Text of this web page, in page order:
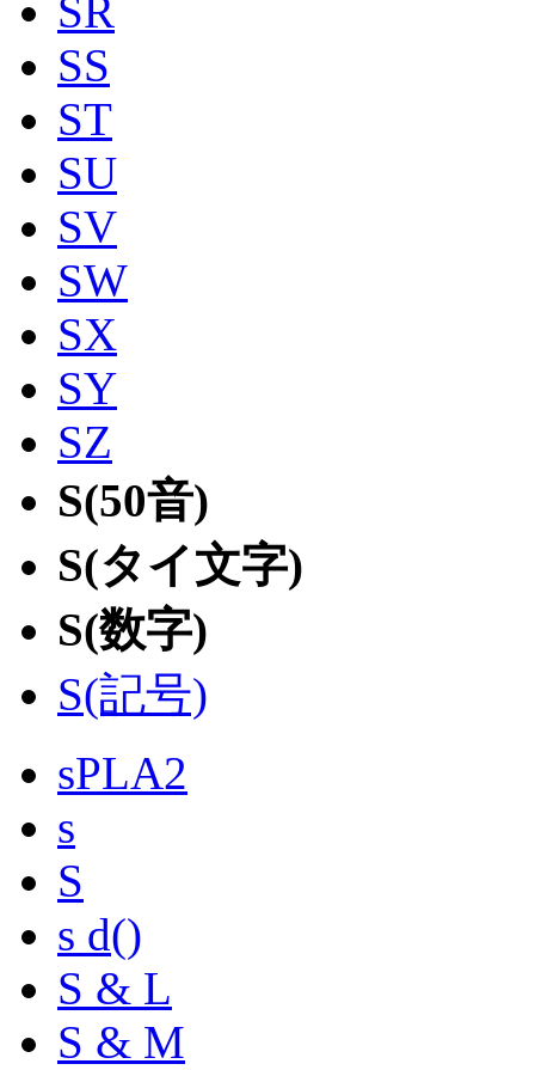
SR
SS
ST
SU
SV
SW
SX
SY
SZ
S(50音)
S(タイ文字)
S(数字)
S(記号)
sPLA2
s
S
s d()
S & L
S & M